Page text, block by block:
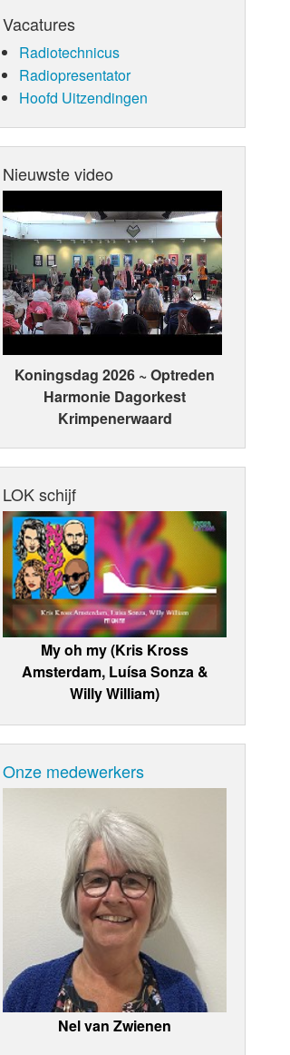
Vacatures
Radiotechnicus
Radiopresentator
Hoofd Uitzendingen
Nieuwste video
Koningsdag 2026 ~ Optreden
Harmonie Dagorkest
Krimpenerwaard
LOK schijf
My oh my (Kris Kross
Amsterdam, Luísa Sonza &
Willy William)
Onze medewerkers
Nel van Zwienen